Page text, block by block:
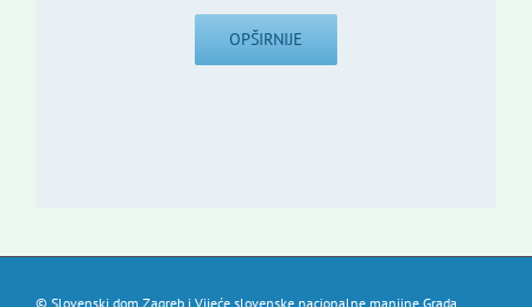
OPŠIRNIJE
© Slovenski dom Zagreb i Vijeće slovenske nacionalne manjine Grada